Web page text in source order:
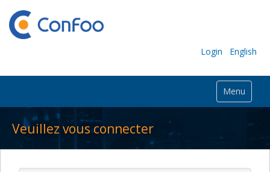
Login English
Menu
Veuillez vous connecter